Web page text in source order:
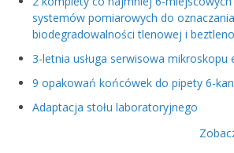
systemów pomiarowych do
biodegradowalności tlenowej i
3-letnia usługa serwisowa mikroskopu
9 opakowań końcówek do pipety 6-
Adaptacja stołu laboratoryjnego